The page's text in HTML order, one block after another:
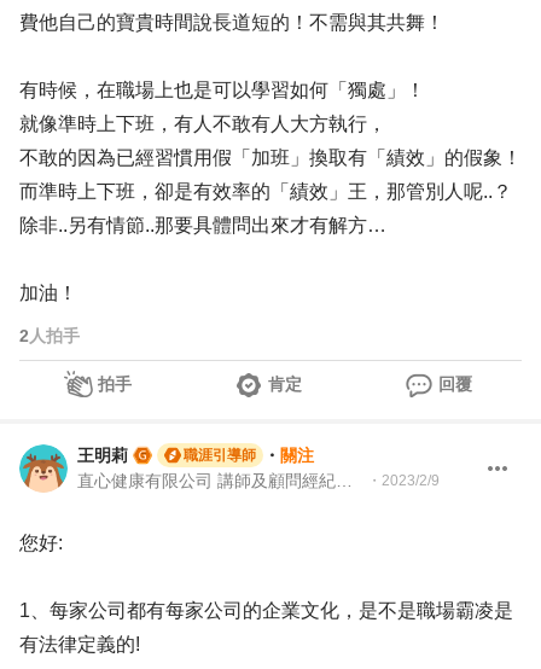
費他自己的寶貴時間說長道短的！不需與其共舞！
有時候，在職場上也是可以學習如何「獨處」！
就像準時上下班，有人不敢有人大方執行，
不敢的因為已經習慣用假「加班」換取有「績效」的假象！
而準時上下班，卻是有效率的「績效」王，那管別人呢..？
除非..另有情節..那要具體問出來才有解方…
加油！
2 人拍手
拍手 肯定 回覆
王明莉 職涯引導師 ・ 關注
・ 2023/2/9
您好:
1、每家公司都有每家公司的企業文化，是不是職場霸凌是
有法律定義的!